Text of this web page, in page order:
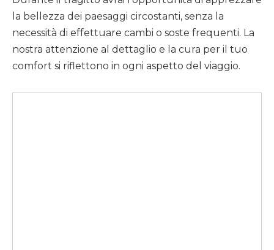
la bellezza dei paesaggi circostanti, senza la
necessità di effettuare cambi o soste frequenti. La
nostra attenzione al dettaglio e la cura per il tuo
comfort si riflettono in ogni aspetto del viaggio.